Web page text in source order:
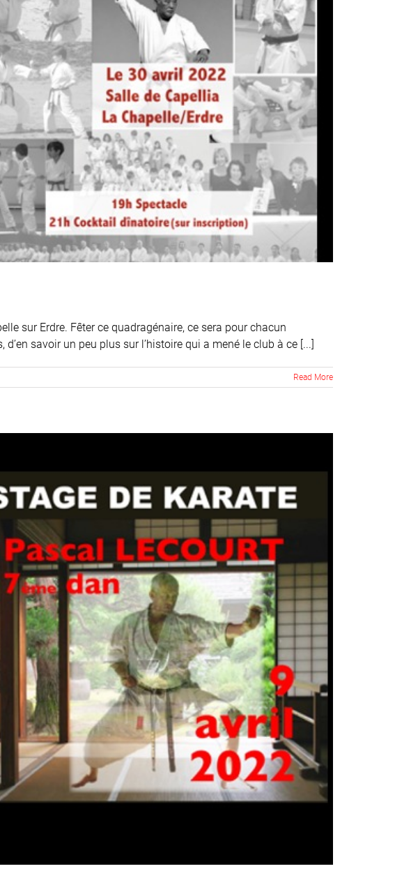
sur Erdre. Fêter ce quadragénaire, ce sera pour chacun
savoir un peu plus sur l’histoire qui a mené le club à ce [...]
Read More